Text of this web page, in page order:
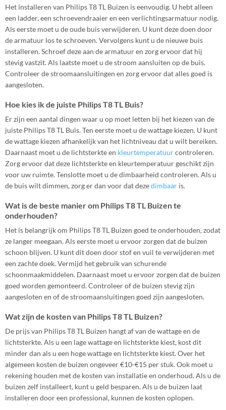
Het installeren van Philips T8 TL Buizen is eenvoudig. U hebt alleen
een ladder, een schroevendraaier en een verlichtingsarmatuur nodig.
Als eerste moet u de oude buis verwijderen. U kunt deze doen door
de armatuur los te schroeven. Vervolgens kunt u de nieuwe buis
installeren. Schroef deze aan de armatuur en zorg ervoor dat hij
stevig vastzit. Als laatste moet u de stroom aansluiten op de buis.
Controleer de stroomaansluitingen en zorg ervoor dat alles goed is
aangesloten.
Hoe kies ik de juiste Philips T8 TL Buis?
Er zijn een aantal dingen waar u op moet letten bij het kiezen van de
juiste Philips T8 TL Buis. Ten eerste moet u de wattage kiezen. U kunt
de wattage kiezen afhankelijk van het lichtniveau dat u wilt bereiken.
Daarnaast moet u de lichtsterkte en kleurtemperatuurcontroleren.
Zorg ervoor dat deze lichtsterkte en kleurtemperatuur geschikt zijn
voor uw ruimte. Tenslotte moet u de dimbaarheid controleren. Als u
de buis wilt dimmen, zorg er dan voor dat dezedimbaar is.
Wat is de beste manier om Philips T8 TL Buizen te
onderhouden?
Het is belangrijk om Philips T8 TL Buizen goed te onderhouden, zodat
ze langer meegaan. Als eerste moet u ervoor zorgen dat de buizen
schoon blijven. U kunt dit doen door stof en vuil te verwijderen met
een zachte doek. Vermijd het gebruik van schurende
schoonmaakmiddelen. Daarnaast moet u ervoor zorgen dat de buizen
goed worden gemonteerd. Controleer of de buizen stevig zijn
aangesloten en of de stroomaansluitingen goed zijn aangesloten.
Wat zijn de kosten van Philips T8 TL Buizen?
De prijs van Philips T8 TL Buizen hangt af van de wattage en de
lichtsterkte. Als u een lage wattage en lichtsterkte kiest, kost dit
minder dan als u een hoge wattage en lichtsterkte kiest. Over het
algemeen kosten de buizen ongeveer €10-€15 per stuk. Ook moet u
rekening houden met de kosten van installatie en onderhoud. Als u de
buizen zelf installeert, kunt u geld besparen. Als u de buizen laat
installeren door een professional, kunnen de kosten oplopen.